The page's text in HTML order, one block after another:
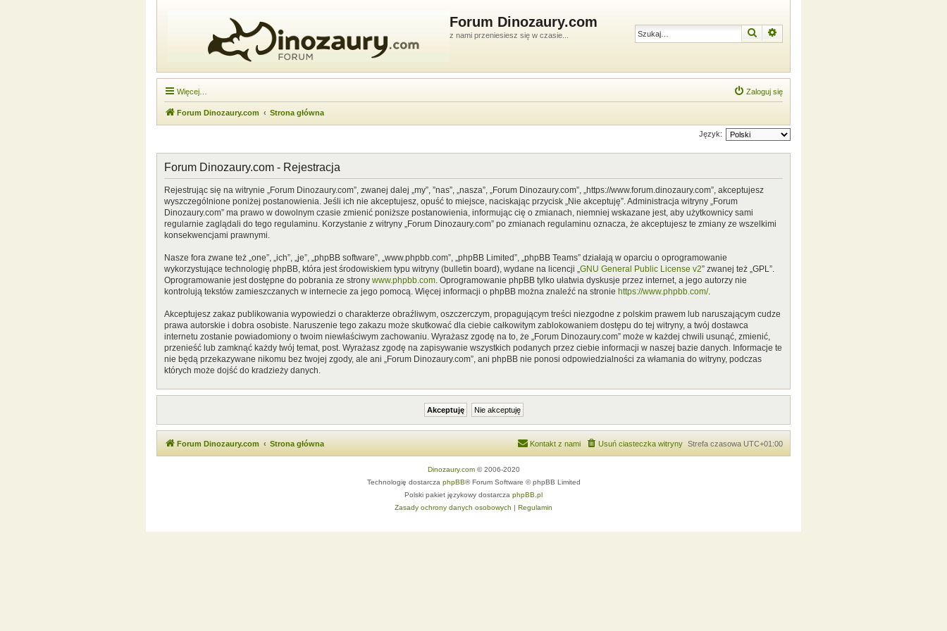
Forum Dinozaury.com
z nami przeniesiesz się w czasie... Szukaj
Więcej… Zaloguj się
Forum Dinozaury.com Strona główna
Język:
Forum Dinozaury.com - Rejestracja
Rejestrując się na witrynie „Forum Dinozaury.com”, zwanej dalej „my”, ”nas”, „nasza”, „Forum Dinozaury.com”, „https://www.forum.dinozaury.com”, akceptujesz
wyszczególnione poniżej postanowienia. Jeśli ich nie akceptujesz, opuść to miejsce, naciskając przycisk „Nie akceptuję”. Administracja witryny „Forum
Dinozaury.com” ma prawo w dowolnym czasie zmienić poniższe postanowienia, informując cię o zmianach, niemniej wskazane jest, aby użytkownicy sami
regularnie zaglądali do tego regulaminu. Korzystanie z witryny „Forum Dinozaury.com” po zmianach regulaminu oznacza, że akceptujesz te zmiany ze wszelkimi
konsekwencjami prawnymi.
Nasze fora zwane też „one”, „ich”, „je”, „phpBB software”, „www.phpbb.com”, „phpBB Limited”, „phpBB Teams” działają w oparciu o oprogramowanie
wykorzystujące technologię phpBB, która jest środowiskiem typu witryny (bulletin board), wydane na licencji „ GNU General Public License v2” zwanej też „GPL”.
Oprogramowanie jest dostępne do pobrania ze strony www.phpbb.com . Oprogramowanie phpBB tylko ułatwia dyskusje przez internet, a jego autorzy nie
kontrolują tekstów zamieszczanych w internecie za jego pomocą. Więcej informacji o phpBB można znaleźć na stronie https://www.phpbb.com/.
Akceptujesz zakaz publikowania wypowiedzi o charakterze obraźliwym, oszczerczym, propagującym treści niezgodne z polskim prawem lub naruszającym cudze
prawa autorskie i dobra osobiste. Naruszenie tego zakazu może skutkować dla ciebie całkowitym zablokowaniem dostępu do tej witryny, a twój dostawca
internetu zostanie powiadomiony o twoim niewłaściwym zachowaniu. Wyrażasz zgodę na to, że „Forum Dinozaury.com” może w każdej chwili usunąć, zmienić,
przenieść lub zamknąć każdy twój temat, post. Wyrażasz zgodę na zapisywanie wszystkich podanych przez ciebie informacji w naszej bazie danych. Informacje te
nie będą przekazywane nikomu bez twojej zgody, ale ani „Forum Dinozaury.com”, ani phpBB nie ponosi odpowiedzialności za włamania do witryny, podczas
których może dojść do kradzieży danych.
Forum Dinozaury.com Strona główna Strefa czasowa UTC+01:00
Usuń ciasteczka witryny
Kontakt z nami
Dinozaury.com© 2006-2020
Technologię dostarcza phpBB® Forum Software © phpBB Limited
Polski pakiet językowy dostarcza phpBB.pl
Zasady ochrony danych osobowych | Regulamin